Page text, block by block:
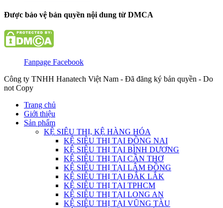
Được bảo vệ bản quyền nội dung từ DMCA
Fanpage Facebook
Công ty TNHH Hanatech Việt Nam - Đã đăng ký bản quyền - Do
not Copy
Trang chủ
Giới thiệu
Sản phẩm
KỆ SIÊU THỊ, KỆ HÀNG HÓA
KỆ SIÊU THỊ TẠI ĐỒNG NAI
KỆ SIÊU THỊ TẠI BÌNH DƯƠNG
KỆ SIÊU THỊ TẠI CẦN THƠ
KỆ SIÊU THỊ TẠI LÂM ĐỒNG
KỆ SIÊU THỊ TẠI ĐẮK LẮK
KỆ SIÊU THỊ TẠI TPHCM
KỆ SIÊU THỊ TẠI LONG AN
KỆ SIÊU THỊ TẠI VŨNG TÀU